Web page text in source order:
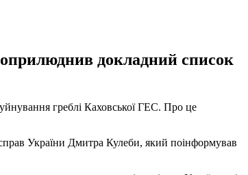
докладний список
греблі Каховської ГЕС. Про це
справ України Дмитра Кулеби, який поінформував